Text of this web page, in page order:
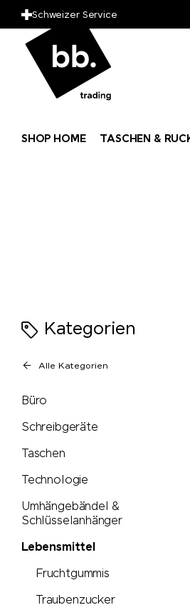
Schweizer Service
SHOP HOME TASCHEN &
Kategorien
Alle Kategorien
Büro
Schreibgeräte
Taschen
Technologie
Umhängebändel &
Schlüsselanhänger
Lebensmittel
Fruchtgummis
Traubenzucker